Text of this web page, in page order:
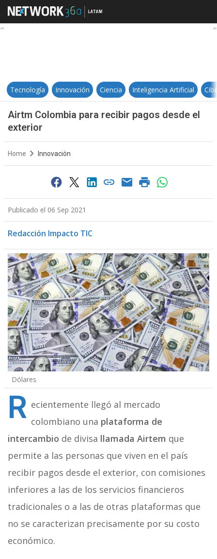
Airtm Colombia para recibir
Tecnología Innovación Ciencia Inteligencia Artificial
Airtm Colombia para recibir pagos desde el
exterior
Home Innovación
Publicado el 06 Sep 2021
Redacción Impacto TIC
Dólares
R ecientemente llegó al mercado
colombiano una plataforma de
intercambio de divisa llamada Airtem que
permite a las personas que viven en el país
recibir pagos desde el exterior, con comisiones
inferiores a las de los servicios financieros
tradicionales o a las de otras plataformas que
no se caracterizan precisamente por su costo
económico.